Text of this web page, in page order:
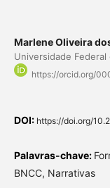
Marlene Oliveira
Universidade Federal
https://orcid.org/
DOI: https://doi.org/
Palavras-chave:
BNCC, Narrativas